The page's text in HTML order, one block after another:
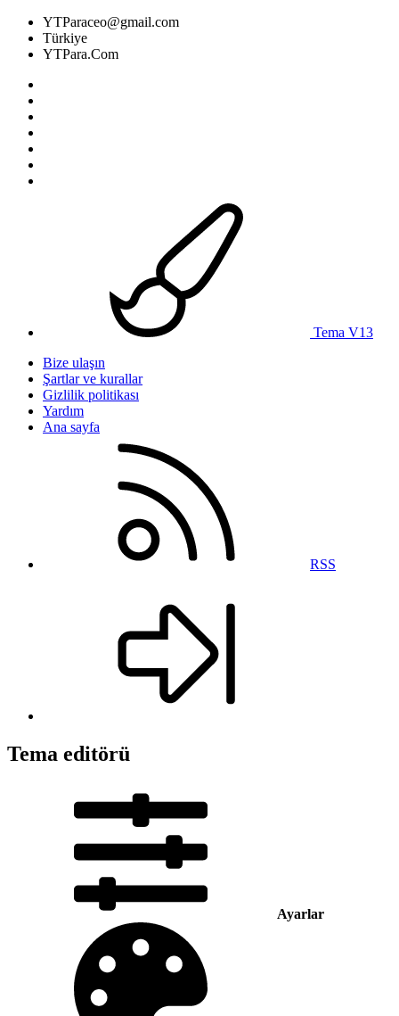
YTParaceo@gmail.com
Türkiye
YTPara.Com
Tema V13
Bize ulaşın
Şartlar ve kurallar
Gizlilik politikası
Yardım
Ana sayfa
RSS
Tema editörü
Ayarlar